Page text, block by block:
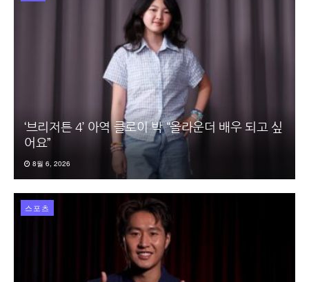
‘브리저튼 4’ 아역 클로이 박 “올라운더 배우 되고 싶
어요”
8월 6, 2026
스포츠